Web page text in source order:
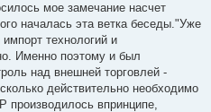
мое замечание насчет
началась эта ветка беседы."Уже
технологий и
Именно поэтому и был
над внешней торговлей -
действительно необходимо
впринципе,